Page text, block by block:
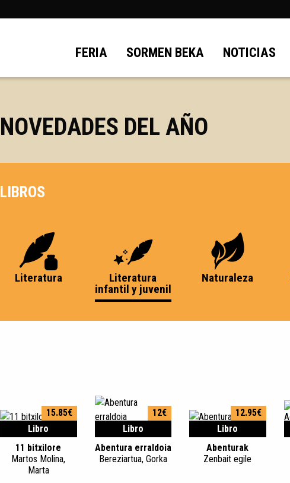
FERIA SORMEN BEKA NOTICIAS
NOVEDADES DEL AÑO
LIBROS
Literatura
Literatura
infantil y juvenil
Naturaleza
Libro
15.85€
11 bitxilore
Martos Molina,
Marta
Libro
12€
Abentura erraldoia
Bereziartua, Gorka
Libro
12.95€
Abenturak
Zenbait egile